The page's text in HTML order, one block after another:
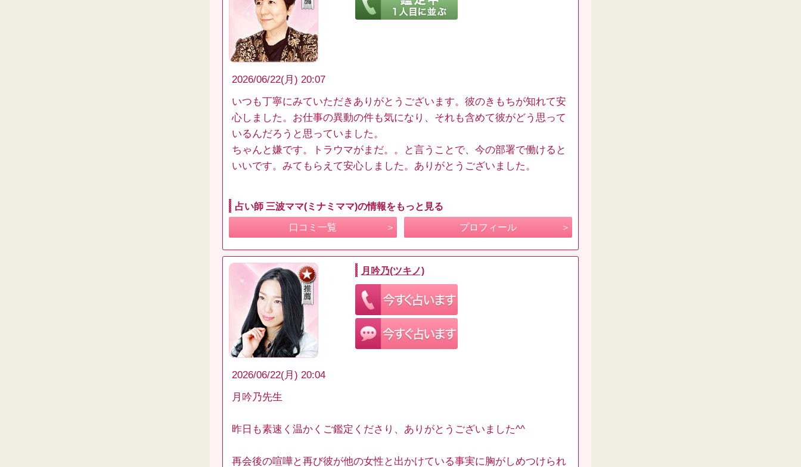
2026/06/22(月) 20:07
いつも丁寧にみていただきありがとうございます。彼のきもちが知れて安
心しました。お仕事の異動の件も気になり、それも含めて彼がどう思って
いるんだろうと思っていました。
ちゃんと嫌です。トラウマがまだ。。と言うことで、今の部署で働けると
いいです。みてもらえて安心しました。ありがとうございました。
占い師 三波ママ(ミナミママ)の情報をもっと見る
口コミ一覧 プロフィール
月吟乃(ツキノ)
2026/06/22(月) 20:04
月吟乃先生
昨日も素速く温かくご鑑定くださり、ありがとうございました^^
再会後の喧嘩と再び彼が他の女性と出かけている事実に胸がしめつけられ